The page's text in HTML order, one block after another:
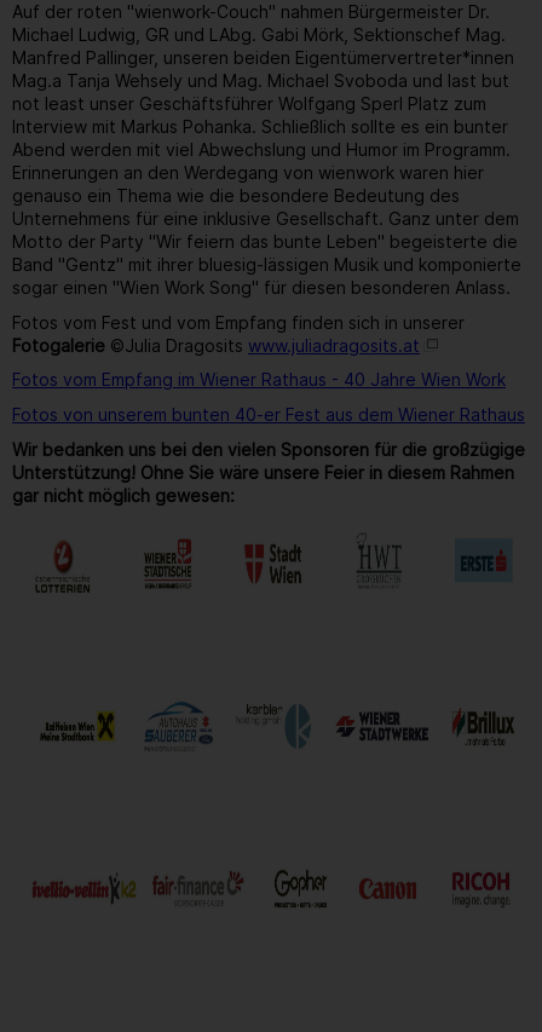
Auf der roten "wienwork-Couch" nahmen Bürgermeister Dr.
Michael Ludwig, GR und LAbg. Gabi Mörk, Sektionschef Mag.
Manfred Pallinger, unseren beiden Eigentümervertreter*innen
Mag.a Tanja Wehsely und Mag. Michael Svoboda und last but
not least unser Geschäftsführer Wolfgang Sperl Platz zum
Interview mit Markus Pohanka. Schließlich sollte es ein bunter
Abend werden mit viel Abwechslung und Humor im Programm.
Erinnerungen an den Werdegang von wienwork waren hier
genauso ein Thema wie die besondere Bedeutung des
Unternehmens für eine inklusive Gesellschaft. Ganz unter dem
Motto der Party "Wir feiern das bunte Leben" begeisterte die
Band "Gentz" mit ihrer bluesig-lässigen Musik und komponierte
sogar einen "Wien Work Song" für diesen besonderen Anlass.
Fotos vom Fest und vom Empfang finden sich in unserer
Fotogalerie ©Julia Dragosits www.juliadragosits.at
Fotos vom Empfang im Wiener Rathaus - 40 Jahre Wien Work
Fotos von unserem bunten 40-er Fest aus dem Wiener Rathaus
Wir bedanken uns bei den vielen Sponsoren für die großzügige
Unterstützung! Ohne Sie wäre unsere Feier in diesem Rahmen
gar nicht möglich gewesen: